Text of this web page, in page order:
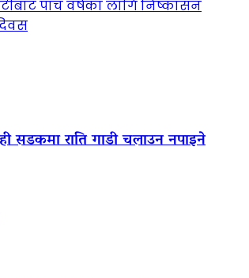
पाँच वर्षका लागि निष्कासन
सडकमा राति गाडी चलाउन नपाइने